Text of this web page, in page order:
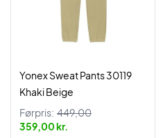
Yonex Sweat Pants 30119
Khaki Beige
Førpris: 449,00
359,00 kr.